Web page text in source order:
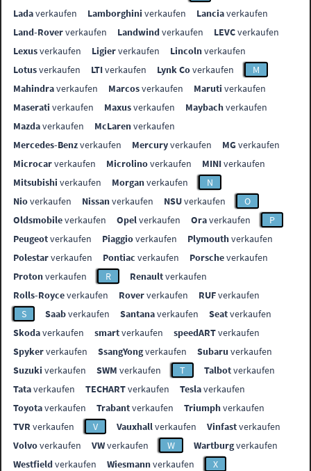
Ladaverkaufen Lamborghini verkaufen Lanciaverkaufen
Land-Roververkaufen Landwindverkaufen LEVCverkaufen
Lexusverkaufen Ligierverkaufen Lincolnverkaufen
Lotusverkaufen LTIverkaufen Lynk Coverkaufen
M
Mahindraverkaufen Marcosverkaufen Maruti verkaufen
Maserati verkaufen Maxusverkaufen Maybachverkaufen
Mazdaverkaufen McLarenverkaufen
Mercedes-Benzverkaufen Mercuryverkaufen MGverkaufen
Microcarverkaufen Microlinoverkaufen MINIverkaufen
Mitsubishi verkaufen Morganverkaufen
N
Nioverkaufen Nissanverkaufen NSUverkaufen
O
Oldsmobileverkaufen Opelverkaufen Oraverkaufen
P
Peugeotverkaufen Piaggioverkaufen Plymouthverkaufen
Polestarverkaufen Pontiac verkaufen Porscheverkaufen
Protonverkaufen R Renaultverkaufen
Rolls-Royceverkaufen Roververkaufen RUFverkaufen
S
Saabverkaufen Santanaverkaufen Seatverkaufen
Skodaverkaufen smartverkaufen speedARTverkaufen
Spykerverkaufen SsangYongverkaufen Subaru verkaufen
Suzuki verkaufen SWM verkaufen T Talbotverkaufen
Tataverkaufen TECHARTverkaufen Teslaverkaufen
Toyotaverkaufen Trabantverkaufen Triumphverkaufen
TVR verkaufen V Vauxhallverkaufen Vinfastverkaufen
Volvoverkaufen VWverkaufen W Wartburgverkaufen
Westfieldverkaufen Wiesmannverkaufen
X